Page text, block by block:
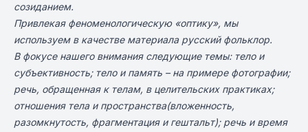
созиданием.
Привлекая феноменологическую «оптику», мы
используем в качестве материала русский фольклор.
В фокусе нашего внимания следующие темы: тело и
субъективность; тело и память – на примере фотографии;
речь, обращенная к телам, в целительских практиках;
отношения тела и пространства(вложенность,
разомкнутость, фрагментация и гештальт); речь и время